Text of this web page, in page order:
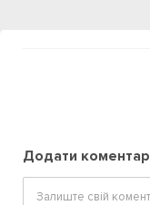
Додати коментар